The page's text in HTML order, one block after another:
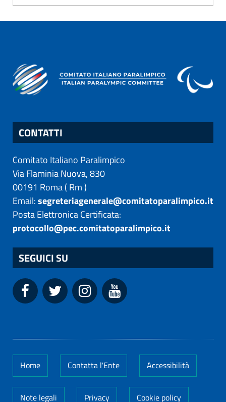
CONTATTI
Comitato Italiano Paralimpico
Via Flaminia Nuova, 830
00191 Roma( Rm)
Email:segreteriagenerale@comitatoparalimpico.it
Posta Elettronica Certificata:
protocollo@pec.comitatoparalimpico.it
SEGUICI SU
Home Contatta l'Ente Accessibilità
Note legali Privacy Cookie policy